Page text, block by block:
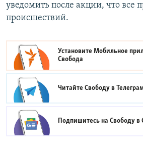
уведомить после акции, что все
происшествий.
Установите Мобильное
Свобода
Читайте Свободу в
Подпишитесь на Свободу в